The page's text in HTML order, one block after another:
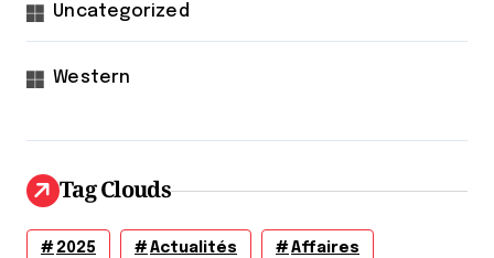
Uncategorized
Western
Tag Clouds
2025 Actualités Affaires